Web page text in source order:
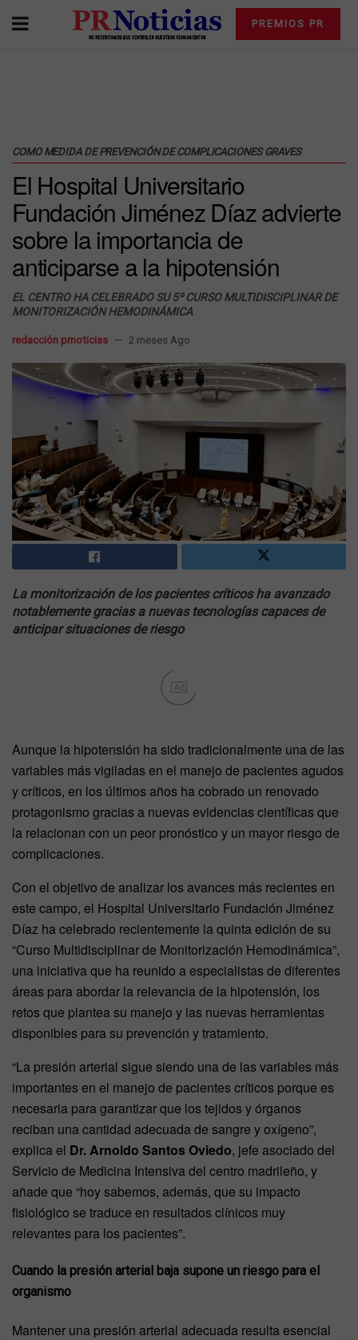
PREMIOS PR
COMO MEDIDA DE PREVENCIÓN DE COMPLICACIONES GRAVES
El Hospital Universitario
Fundación Jiménez Díaz advierte
sobre la importancia de
anticiparse a la hipotensión
EL CENTRO HA CELEBRADO SU 5º CURSO MULTIDISCIPLINAR DE
MONITORIZACIÓN HEMODINÁMICA
redacción prnoticias 2 meses Ago
La monitorización de los pacientes críticos ha avanzado
notablemente gracias a nuevas tecnologías capaces de
anticipar situaciones de riesgo
Ad
Aunque la hipotensión ha sido tradicionalmente una de las
variables más vigiladas en el manejo de pacientes agudos
y críticos, en los últimos años ha cobrado un renovado
protagonismo gracias a nuevas evidencias científicas que
la relacionan con un peor pronóstico y un mayor riesgo de
complicaciones.
Con el objetivo de analizar los avances más recientes en
este campo, el Hospital Universitario Fundación Jiménez
Díaz ha celebrado recientemente la quinta edición de su
“Curso Multidisciplinar de Monitorización Hemodinámica”,
una iniciativa que ha reunido a especialistas de diferentes
áreas para abordar la relevancia de la hipotensión, los
retos que plantea su manejo y las nuevas herramientas
disponibles para su prevención y tratamiento.
“La presión arterial sigue siendo una de las variables más
importantes en el manejo de pacientes críticos porque es
necesaria para garantizar que los tejidos y órganos
reciban una cantidad adecuada de sangre y oxígeno”,
explica el Dr. Arnoldo Santos Oviedo, jefe asociado del
Servicio de Medicina Intensiva del centro madrileño, y
añade que “hoy sabemos, además, que su impacto
fisiológico se traduce en resultados clínicos muy
relevantes para los pacientes”.
Cuando la presión arterial baja supone un riesgo para el
organismo
Mantener una presión arterial adecuada resulta esencial